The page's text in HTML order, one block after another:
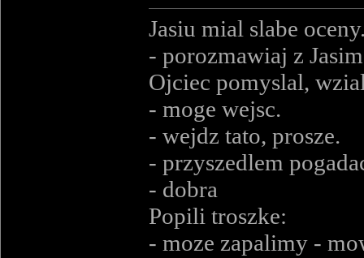
Jasiu mial slabe
- porozmawiaj z
Ojciec pomyslal,
- moge wejsc.
- wejdz tato, prosze.
- przyszedlem
- dobra
Popili troszke:
- moze zapalimy -